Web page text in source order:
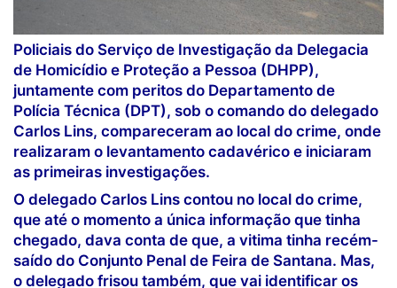
Policiais do Serviço de Investigação da Delegacia
de Homicídio e Proteção a Pessoa (DHPP),
juntamente com peritos do Departamento de
Polícia Técnica (DPT), sob o comando do delegado
Carlos Lins, compareceram ao local do crime, onde
realizaram o levantamento cadavérico e iniciaram
as primeiras investigações.
O delegado Carlos Lins contou no local do crime,
que até o momento a única informação que tinha
chegado, dava conta de que, a vitima tinha recém-
saído do Conjunto Penal de Feira de Santana. Mas,
o delegado frisou também, que vai identificar os